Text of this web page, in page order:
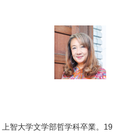
智大学文学部哲学科卒業。